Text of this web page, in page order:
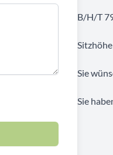
B/H/T
Sie
Sie